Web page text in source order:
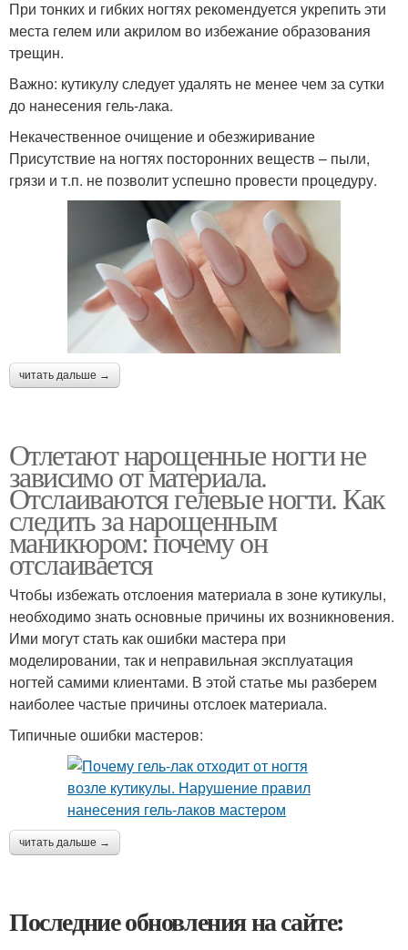
При тонких и гибких ногтях рекомендуется укрепить эти
места гелем или акрилом во избежание образования
трещин.
Важно: кутикулу следует удалять не менее чем за сутки
до нанесения гель-лака.
Некачественное очищение и обезжиривание
Присутствие на ногтях посторонних веществ – пыли,
грязи и т.п. не позволит успешно провести процедуру.
читать дальше →
Отлетают нарощенные ногти не
зависимо от материала.
Отслаиваются гелевые ногти. Как
следить за нарощенным
маникюром: почему он
отслаивается
Чтобы избежать отслоения материала в зоне кутикулы,
необходимо знать основные причины их возникновения.
Ими могут стать как ошибки мастера при
моделировании, так и неправильная эксплуатация
ногтей самими клиентами. В этой статье мы разберем
наиболее частые причины отслоек материала.
Типичные ошибки мастеров:
читать дальше →
Последние обновления на сайте: